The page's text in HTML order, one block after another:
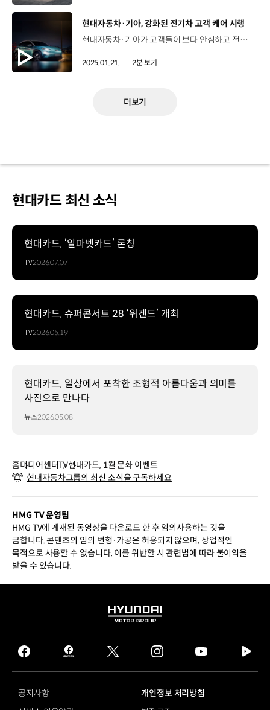
[동영상]
현대자동차·기아, 강화된 전기차 고객 케어 시행
현대자동차·기아가 고객들이 보다 안심하고 전기차를 탈 수 있도록 한층 강화된 전기차 고객 케어를 실시합니다. 우선, 현대자동차·기아는 전기차 안심 점검 서비스를 확대 개편했는데요, 고전압 배터리 관련 시스템과 배터리 냉각 시스템 중심으로 점검 항목들을 추가하고, 기존보다 2년 늘어난 10년간 무상 점검을 제공합니다. 또한 전기차 고객들을 대상으로 ‘전기차 배터리 모니터링 기능’을 추가해 한층 강화된 CCS 라이트 서비스를 제공하는데요. 그동안 서비스가 적용되지 않았던 일부 전기차나 서비스 무상 지원 기간이 종료된 전기차에도 라이트 서비스를 제공합니다. 이와 함께 ‘전기차 화재 안심 프로그램’을 시행해 전기차 화재로 인한 타인의 재산 피해에 대해 최대 100억 원까지 지원합니다. 현대자동차·기아는 강화된 전기차 고객 케어를 통해 전기차에 대한 만족도와 신뢰도를 높여 전기차 보급 활성화에 앞장설 계획입니다.
2025.01.21. 2분 보기
더보기
현대카드 최신 소식
현대카드, ‘알파벳카드’ 론칭
TV2026.07.07
현대카드, 슈퍼콘서트 28 ‘위켄드’ 개최
TV2026.05.19
현대카드, 일상에서 포착한 조형적 아름다움과 의미를
사진으로 만나다
뉴스2026.05.08
홈미디어센터TV현대카드, 1월 문화 이벤트
현대자동차그룹의 최신 소식을 구독하세요
HMG TV 운영팀
HMG TV에 게재된 동영상을 다운로드 한 후 임의사용하는 것을
금합니다. 콘텐츠의 임의 변형·가공은 허용되지 않으며, 상업적인
목적으로 사용할 수 없습니다. 이를 위반할 시 관련법에 따라 불이익을
받을 수 있습니다.
HYUNDAI
GROUP
facebook
hmg
journal
twitter instagram
tv
공지사항
개인정보 처리방침